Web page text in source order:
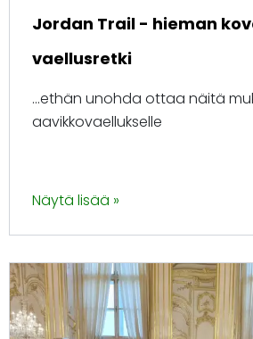
Jordan Trail - hieman
vaellusretki
...ethän unohda ottaa näitä
aavikkovaellukselle
Näytä lisää »